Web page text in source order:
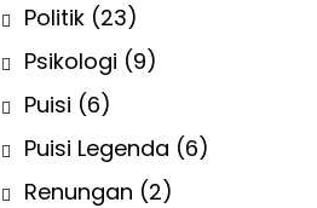
Politik (23)
Psikologi (9)
Puisi (6)
Puisi Legenda (6)
Renungan (2)